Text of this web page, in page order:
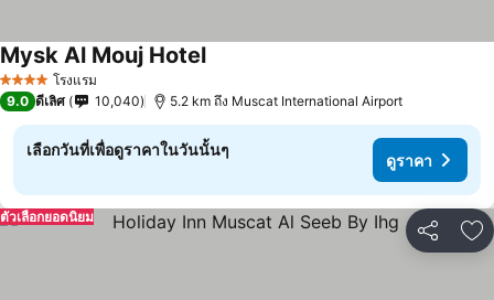
4 ดาว โรงแรม
Mysk Al Mouj Hotel
9.0 ดีเลิศ 10,040 5.2 km ถึง Muscat International Airport
เลือกวันที่เพื่อดูราคาในวันนั้นๆ
ดูราคา
แชร์ เ
ตัวเลือกยอดนิยม